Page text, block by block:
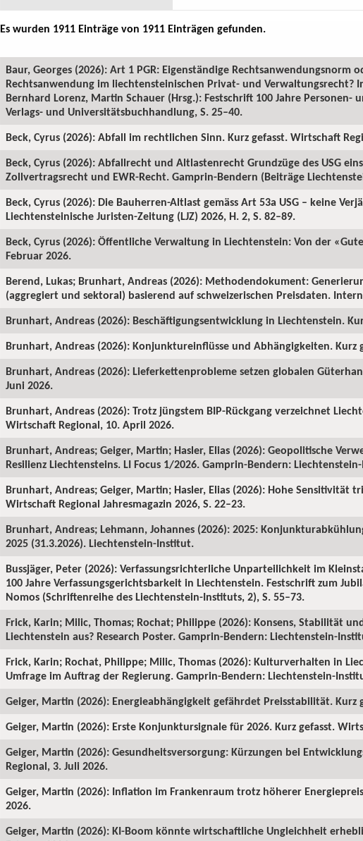
Es wurden 1911 Einträge von 1911 Einträgen gefunden.
Baur, Georges (2026): Art 1 PGR: Eigenständige
Rechtsanwendung im liechtensteinischen Privat- und Verwaltungsrecht?
Bernhard Lorenz, Martin Schauer (Hrsg.): Festschrift 100 Jahre Personen-
Verlags- und Universitätsbuchhandlung, S. 25–40.
Beck, Cyrus (2026): Abfall im rechtlichen Sinn. Kurz gefasst. Wirtschaft
Beck, Cyrus (2026): Abfallrecht und Altlastenrecht Grundzüge des USG
Zollvertragsrecht und EWR-Recht. Gamprin-Bendern (Beiträge
Beck, Cyrus (2026): Die Bauherren-Altlast gemäss Art 53a USG – keine
Liechtensteinische Juristen-Zeitung (LJZ) 2026, H. 2, S. 82–89.
Beck, Cyrus (2026): Öffentliche Verwaltung in Liechtenstein: Von der
Februar 2026.
Berend, Lukas; Brunhart, Andreas (2026): Methodendokument:
(aggregiert und sektoral) basierend auf schweizerischen Preisdaten.
Brunhart, Andreas (2026): Beschäftigungsentwicklung in Liechtenstein.
Brunhart, Andreas (2026): Konjunktureinflüsse und Abhängigkeiten. Kurz
Brunhart, Andreas (2026): Lieferkettenprobleme setzen globalen
Juni 2026.
Brunhart, Andreas (2026): Trotz jüngstem BIP-Rückgang verzeichnet
Wirtschaft Regional, 10. April 2026.
Brunhart, Andreas; Geiger, Martin; Hasler, Elias (2026): Geopolitische
Resilienz Liechtensteins. LI Focus 1/2026. Gamprin-Bendern:
Brunhart, Andreas; Geiger, Martin; Hasler, Elias (2026): Hohe Sensitivität
Wirtschaft Regional Jahresmagazin 2026, S. 22–23.
Brunhart, Andreas; Lehmann, Johannes (2026): 2025:
2025 (31.3.2026). Liechtenstein-Institut.
Bussjäger, Peter (2026): Verfassungsrichterliche Unparteilichkeit im
100 Jahre Verfassungsgerichtsbarkeit in Liechtenstein. Festschrift zum
Nomos (Schriftenreihe des Liechtenstein-Instituts, 2), S. 55–73.
Frick, Karin; Milic, Thomas; Rochat; Philippe (2026): Konsens, Stabilität
Liechtenstein aus? Research Poster. Gamprin-Bendern: Liechtenstein-
Frick, Karin; Rochat, Philippe; Milic, Thomas (2026): Kulturverhalten in
Umfrage im Auftrag der Regierung. Gamprin-Bendern: Liechtenstein-
Geiger, Martin (2026): Energieabhängigkeit gefährdet Preisstabilität. Kurz
Geiger, Martin (2026): Erste Konjunktursignale für 2026. Kurz gefasst.
Geiger, Martin (2026): Gesundheitsversorgung: Kürzungen bei
Regional, 3. Juli 2026.
Geiger, Martin (2026): Inflation im Frankenraum trotz höherer
2026.
Geiger, Martin (2026): KI-Boom könnte wirtschaftliche Ungleichheit